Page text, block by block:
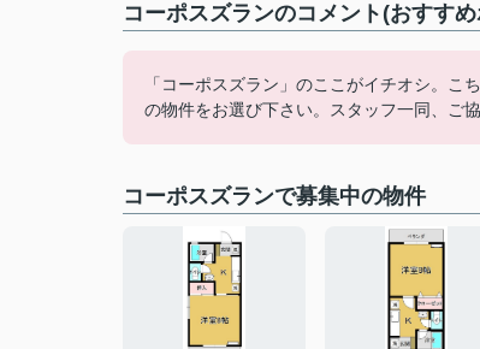
コーポスズランのコメント(おすす
「コーポスズラン」のここがイチオシ。
の物件をお選び下さい。スタッフ一同、ご
コーポスズランで募集中の物件